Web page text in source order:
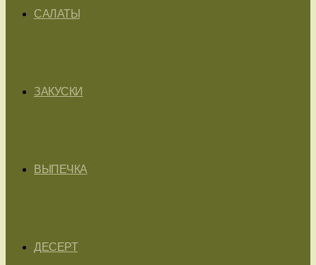
САЛАТЫ
ЗАКУСКИ
ВЫПЕЧКА
ДЕСЕРТ